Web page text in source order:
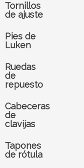
Tornillos
de ajuste
Pies de
Luken
Ruedas
de
repuesto
Cabeceras
de
clavijas
Tapones
de rótula